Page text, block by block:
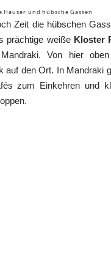
Häuser und hübsche Gassen
Zeit die hübschen
prächtige weiße Kloster
Von hier
auf den Ort. In Mandraki
zum Einkehren und